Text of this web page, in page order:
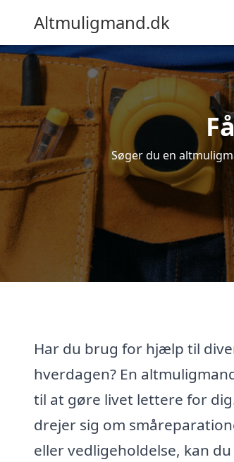
Altmuligmand.dk
Søger du en
Har du brug for hjælp til
hverdagen? En
til at gøre livet lettere for
drejer sig om
eller vedligeholdelse, kan